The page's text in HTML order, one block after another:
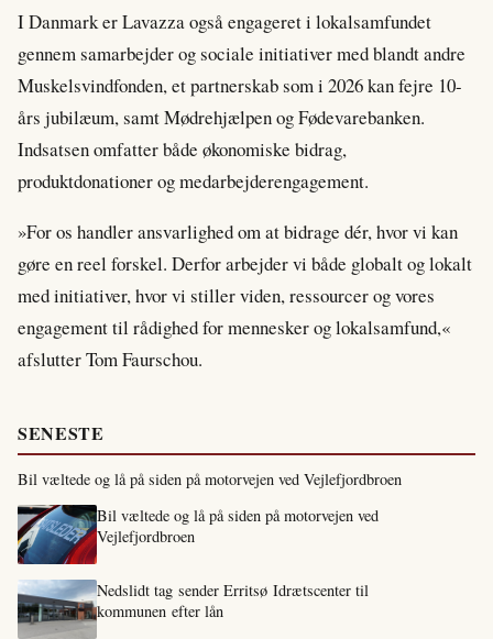
I Danmark er Lavazza også engageret i lokalsamfundet
gennem samarbejder og sociale initiativer med blandt andre
Muskelsvindfonden, et partnerskab som i 2026 kan fejre 10-
års jubilæum, samt Mødrehjælpen og Fødevarebanken.
Indsatsen omfatter både økonomiske bidrag,
produktdonationer og medarbejderengagement.
»For os handler ansvarlighed om at bidrage dér, hvor vi kan
gøre en reel forskel. Derfor arbejder vi både globalt og lokalt
med initiativer, hvor vi stiller viden, ressourcer og vores
engagement til rådighed for mennesker og lokalsamfund,«
afslutter Tom Faurschou.
SENESTE
Bil væltede og lå på siden på motorvejen ved Vejlefjordbroen
Bil væltede og lå på siden på motorvejen ved
Vejlefjordbroen
Nedslidt tag sender Erritsø Idrætscenter til
kommunen efter lån